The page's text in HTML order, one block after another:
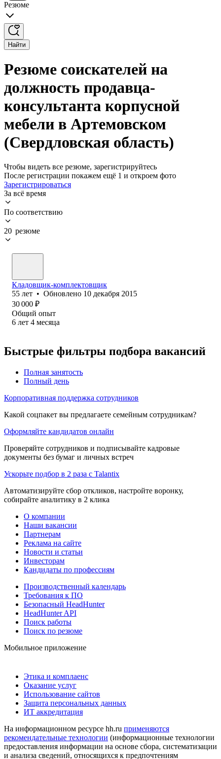
Резюме
Найти
Резюме соискателей на
должность продавца-
консультанта корпусной
мебели в Артемовском
(Свердловская область)
Чтобы видеть все резюме, зарегистрируйтесь
После регистрации покажем ещё 1 и откроем фото
Зарегистрироваться
За всё время
По соответствию
20 резюме
Кладовщик-комплектовщик
55 лет • Обновлено 10 декабря 2015
30 000 ₽
Общий опыт
6 лет 4 месяца
Быстрые фильтры подбора вакансий
Полная занятость
Полный день
Корпоративная поддержка сотрудников
Какой соцпакет вы предлагаете семейным сотрудникам?
Оформляйте кандидатов онлайн
Проверяйте сотрудников и подписывайте кадровые
документы без бумаг и личных встреч
Ускорьте подбор в 2 раза с Talantix
Автоматизируйте сбор откликов, настройте воронку,
собирайте аналитику в 2 клика
О компании
Наши вакансии
Партнерам
Реклама на сайте
Новости и статьи
Инвесторам
Кандидаты по профессиям
Производственный календарь
Требования к ПО
Безопасный HeadHunter
HeadHunter API
Поиск работы
Поиск по резюме
Мобильное приложение
Этика и комплаенс
Оказание услуг
Использование сайтов
Защита персональных данных
ИТ аккредитация
На информационном ресурсе hh.ru применяются
рекомендательные технологии (информационные технологии
предоставления информации на основе сбора, систематизации
и анализа сведений, относящихся к предпочтениям